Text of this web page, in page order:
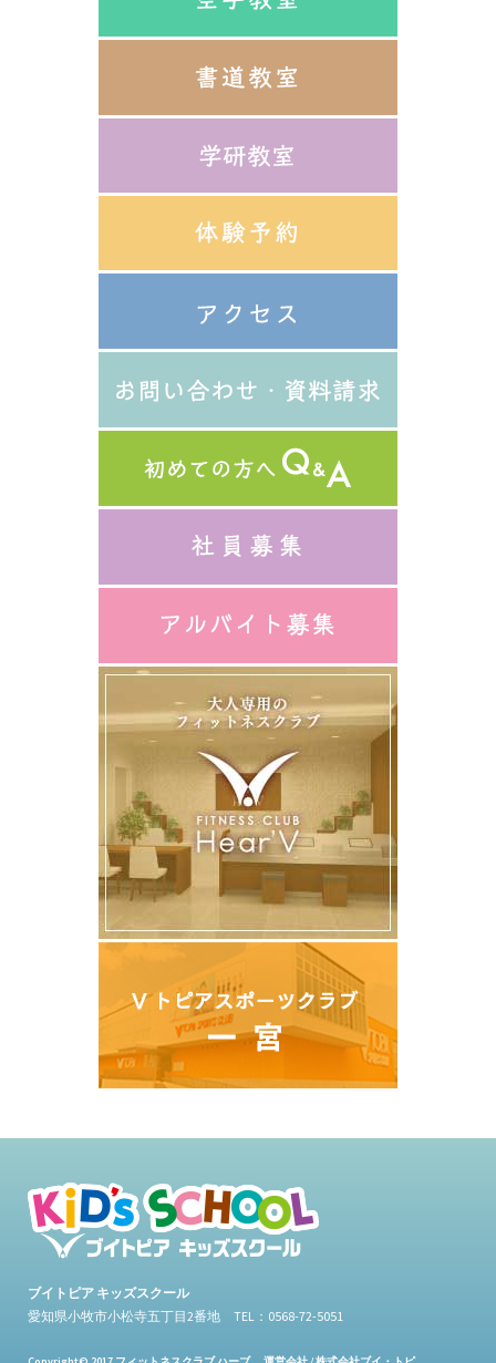
ブイトピア キッズスクール
愛知県小牧市小松寺五丁目2番地 TEL：0568-72-5051